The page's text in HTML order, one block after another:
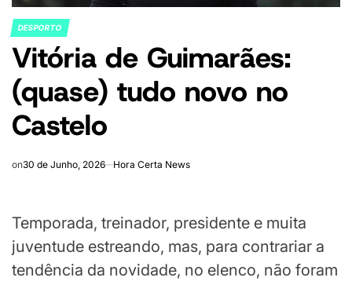
POSTED
IN
DESPORTO
Vitória de Guimarães:
(quase) tudo novo no
Castelo
on30 de Junho, 2026 Hora Certa News
Temporada, treinador, presidente e muita
juventude estreando, mas, para contrariar a
tendência da novidade, no elenco, não foram